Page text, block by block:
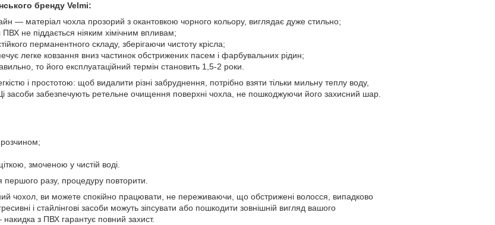
бренду Velmi:
— матеріал чохла прозорий з окантовкою чорного кольору, виглядає дуже стильно;
ПВХ не піддається ніяким хімічним впливам;
перманентного складу, зберігаючи чистоту крісла;
легке ковзання вниз частинок обстрижених пасем і фарбувальних рідин;
то його експлуатаційний термін становить 1,5-2 роки.
і простотою: щоб видалити різні забруднення, потрібно взяти тільки мильну теплу воду,
засоби забезпечують ретельне очищення поверхні чохла, не пошкоджуючи його захисний шар.
змоченою у чистій воді.
разу, процедуру повторити.
чохол, ви можете спокійно працювати, не переживаючи, що обстрижені волосся, випадково
і стайлінгові засоби можуть зіпсувати або пошкодити зовнішній вигляд вашого
з ПВХ гарантує повний захист.